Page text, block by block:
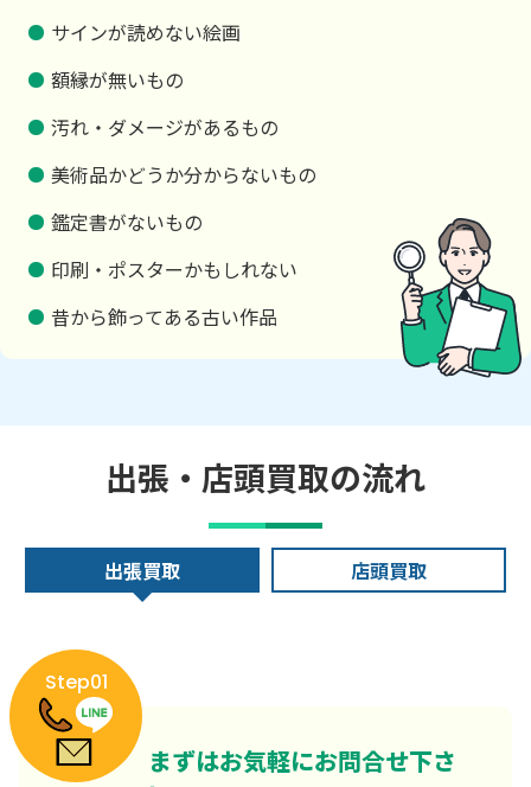
サインが読めない絵画
額縁が無いもの
汚れ・ダメージがあるもの
美術品かどうか分からないもの
鑑定書がないもの
印刷・ポスターかもしれない
昔から飾ってある古い作品
出張・店頭買取の流れ
出張買取 店頭買取
Step01
まずはお気軽にお問合せ下さ